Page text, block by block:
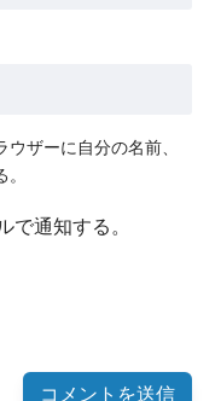
ザーに自分の名前、
で通知する。